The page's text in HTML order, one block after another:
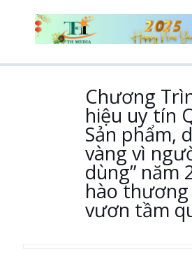
Chương
hiệu uy tín
Sản phẩm,
vàng vì
dùng” năm
hào thương
vươn tầm